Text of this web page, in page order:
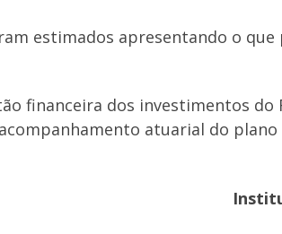
estimados apresentando o
financeira dos investimentos
atuarial do